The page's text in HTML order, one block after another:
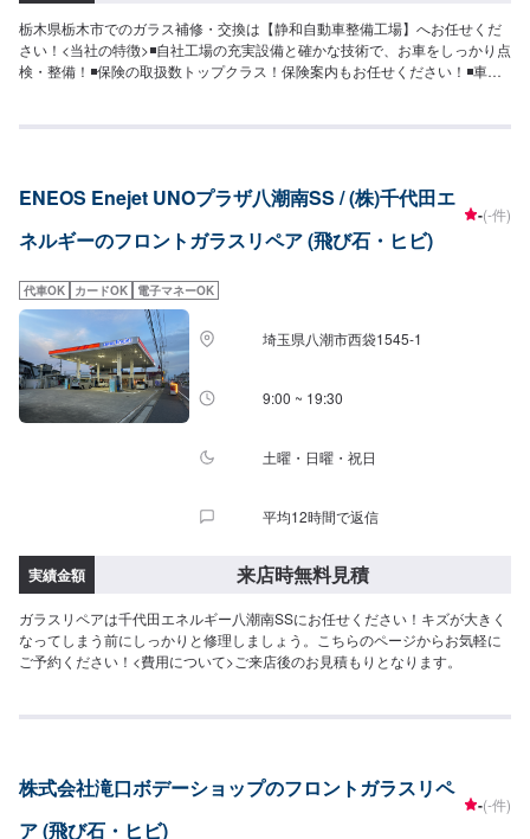
栃木県栃木市でのガラス補修・交換は【静和自動車整備工場】へお任せくだ
さい！<当社の特徴>◾自社工場の充実設備と確かな技術で、お車をしっかり点
検・整備！◾保険の取扱数トップクラス！保険案内もお任せください！◾車の
時間があまり取れない…などのご相談もお気軽にどうぞ！【1】オファーにて
となります。納期は前後する場合がございます。予めご了承ください。-----代
車について-----代車をご用意しています。お車の作業中は代車をご利用くださ
い。※代車の燃料代はお客様にご負担いただいております。-----ご来店時の注
務所前の空いているスペースに駐車してください。受付はスタッフへ「メン
テモで予約しました」とお伝えください。ご案内いたします。【定休日・営
業時間】定休日：日曜日、祝日営業時間：8:30~17:30
ENEOS Enejet UNOプラザ八潮南SS / (株)千代田エ
ネルギーのフロントガラスリペア (飛び石・ヒビ)
-(-件)
代車OK カードOK 電子マネーOK
埼玉県八潮市西袋1545-1
9:00 ~ 19:30
土曜・日曜・祝日
平均12時間で返信
実績金額 来店時無料見積
ガラスリペアは千代田エネルギー八潮南SSにお任せください！キズが大きく
なってしまう前にしっかりと修理しましょう。こちらのページからお気軽に
ご予約ください！<費用について>ご来店後のお見積もりとなります。
株式会社滝口ボデーショップのフロントガラスリペ
ア (飛び石・ヒビ)
-(-件)